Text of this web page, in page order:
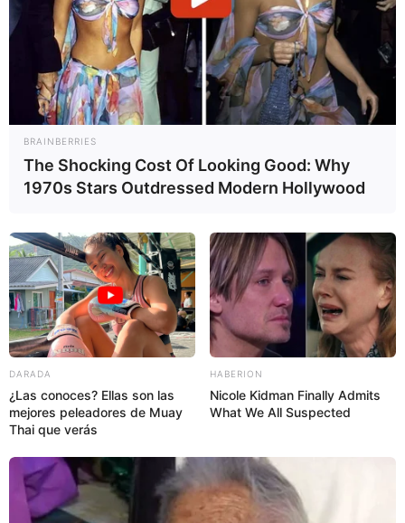
BRAINBERRIES
The Shocking Cost Of Looking Good: Why
1970s Stars Outdressed Modern Hollywood
DARADA
¿Las conoces? Ellas son las
mejores peleadores de Muay
Thai que verás
HABERION
Nicole Kidman Finally Admits
What We All Suspected